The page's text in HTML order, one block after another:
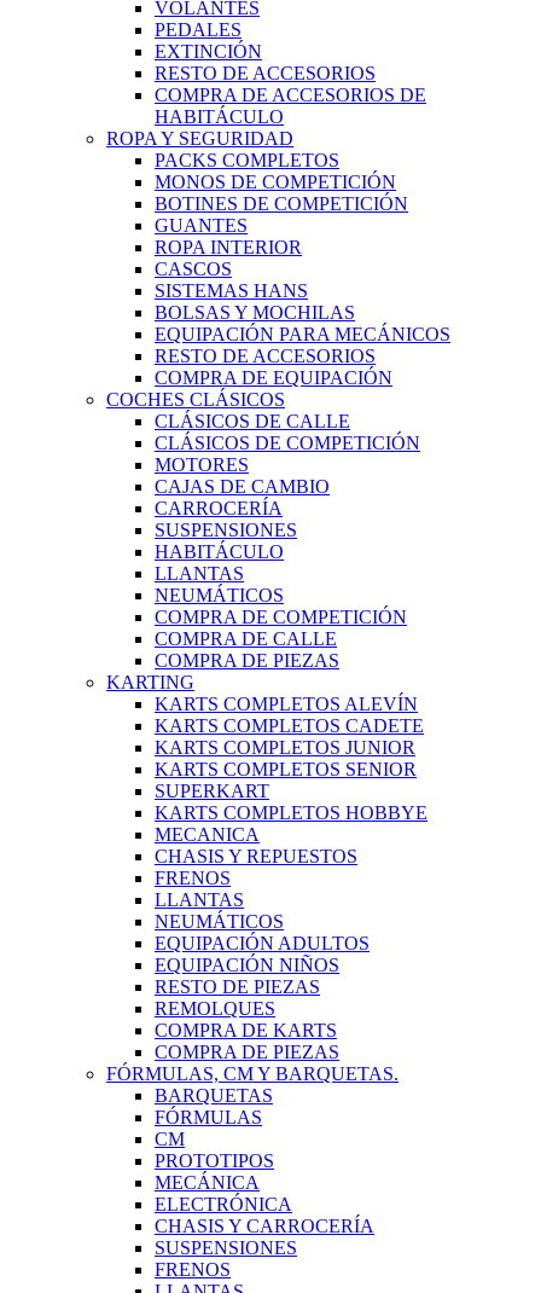
VOLANTES
PEDALES
EXTINCIÓN
RESTO DE ACCESORIOS
COMPRA DE ACCESORIOS DE
HABITÁCULO
ROPA Y SEGURIDAD
PACKS COMPLETOS
MONOS DE COMPETICIÓN
BOTINES DE COMPETICIÓN
GUANTES
ROPA INTERIOR
CASCOS
SISTEMAS HANS
BOLSAS Y MOCHILAS
EQUIPACIÓN PARA MECÁNICOS
RESTO DE ACCESORIOS
COMPRA DE EQUIPACIÓN
COCHES CLÁSICOS
CLÁSICOS DE CALLE
CLÁSICOS DE COMPETICIÓN
MOTORES
CAJAS DE CAMBIO
CARROCERÍA
SUSPENSIONES
HABITÁCULO
LLANTAS
NEUMÁTICOS
COMPRA DE COMPETICIÓN
COMPRA DE CALLE
COMPRA DE PIEZAS
KARTING
KARTS COMPLETOS ALEVÍN
KARTS COMPLETOS CADETE
KARTS COMPLETOS JUNIOR
KARTS COMPLETOS SENIOR
SUPERKART
KARTS COMPLETOS HOBBYE
MECANICA
CHASIS Y REPUESTOS
FRENOS
LLANTAS
NEUMÁTICOS
EQUIPACIÓN ADULTOS
EQUIPACIÓN NIÑOS
RESTO DE PIEZAS
REMOLQUES
COMPRA DE KARTS
COMPRA DE PIEZAS
FÓRMULAS, CM Y BARQUETAS.
BARQUETAS
FÓRMULAS
CM
PROTOTIPOS
MECÁNICA
ELECTRÓNICA
CHASIS Y CARROCERÍA
SUSPENSIONES
FRENOS